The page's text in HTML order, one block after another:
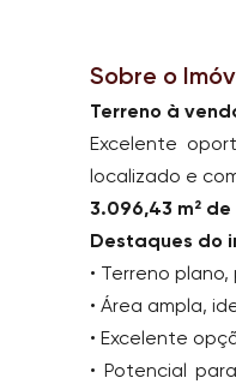
Sobre o
Terreno à
Excelente
localizado e
3.096,43 m²
Destaques do
• Terreno
• Área ampla,
• Excelente
• Potencial